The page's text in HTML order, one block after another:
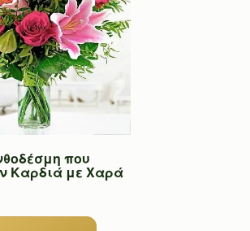
που
Καρδιά με Χαρά